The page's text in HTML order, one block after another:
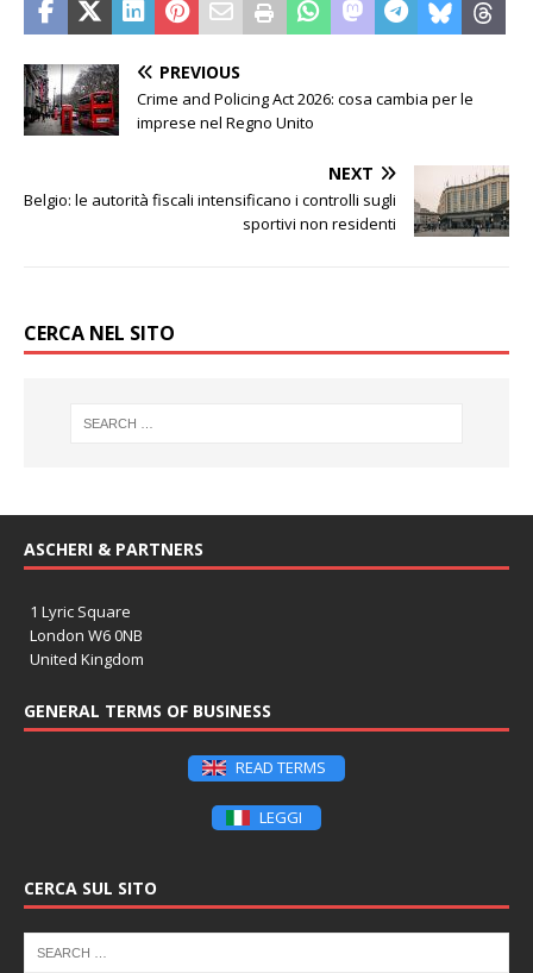
PREVIOUS
Crime and Policing Act 2026: cosa cambia per le
imprese nel Regno Unito
NEXT
Belgio: le autorità fiscali intensificano i controlli sugli
sportivi non residenti
CERCA NEL SITO
ASCHERI & PARTNERS
1 Lyric Square
London W6 0NB
United Kingdom
GENERAL TERMS OF BUSINESS
READ TERMS
LEGGI
CERCA SUL SITO